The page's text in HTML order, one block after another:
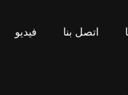
اتصل بنا فيديو